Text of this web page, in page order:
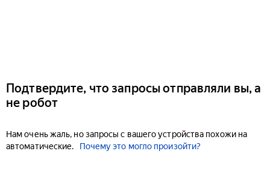
Подтвердите, что запросы отправляли вы, а
не робот
Нам очень жаль, но запросы с вашего устройства похожи на
автоматические.
Почему это могло произойти?